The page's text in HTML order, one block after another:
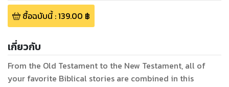
ซื้อฉบับนี้:139.00 ฿
เกี่ยวกับ
From the Old Testament to the New Testament, all of
your favorite Biblical stories are combined in this